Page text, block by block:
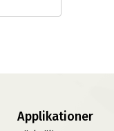
Applikationer